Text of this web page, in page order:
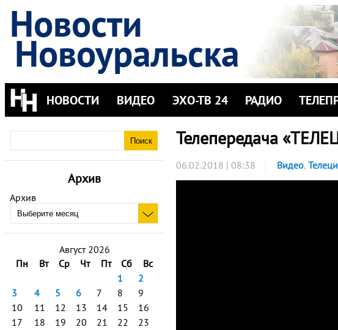
Новости
Новоуральска
НОВОСТИ ВИДЕО ЭХО-ТВ 24 РАДИО
Архив
Архив
Август 2026
Пн
Вт Ср Чт Пт Сб
Вс
1
2
3
4 5 6 7 8
9
10
11 12 13 14 15
16
17
18 19 20 21 22
23
Телепередача
06.02.2018 | 08:38 Видео,